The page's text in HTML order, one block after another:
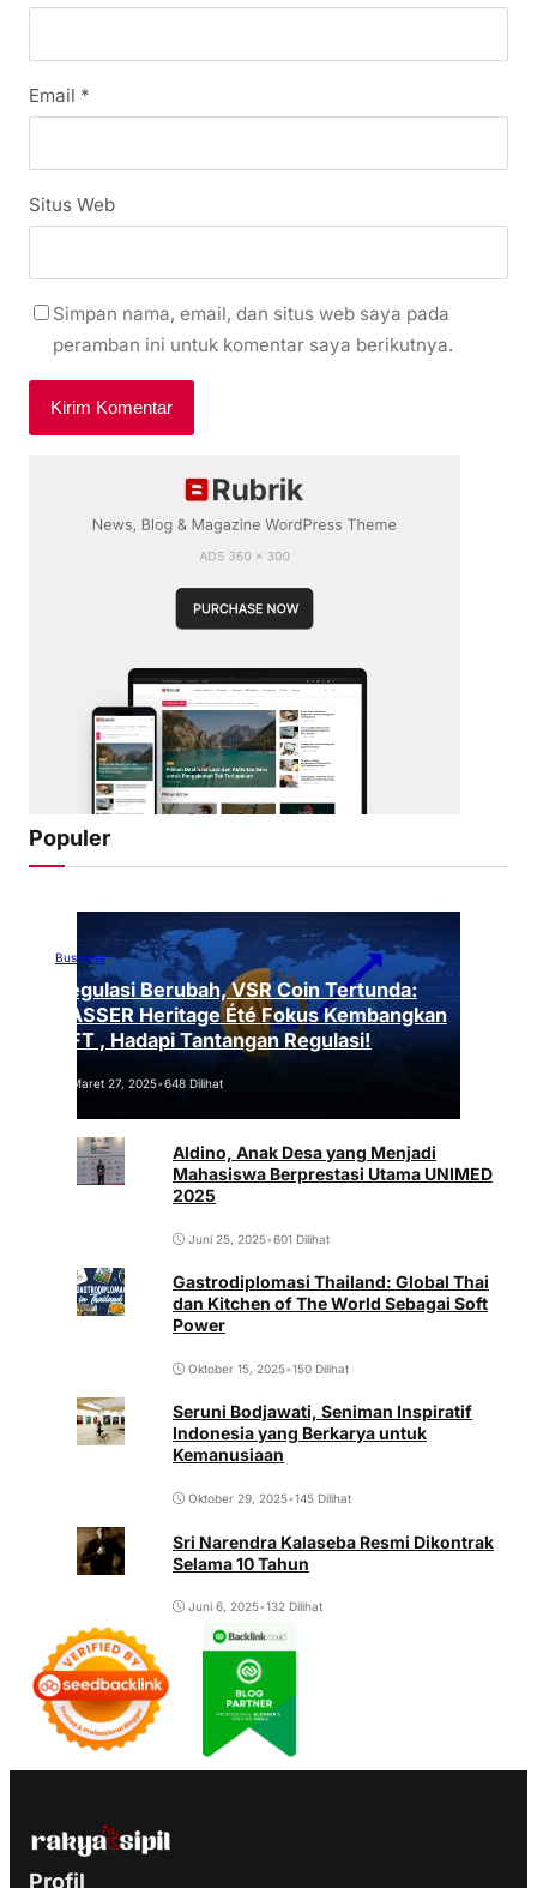
Email *
Situs Web
Simpan nama, email, dan situs web saya pada
peramban ini untuk komentar saya berikutnya.
Populer
Business
Regulasi Berubah, VSR Coin Tertunda:
VASSER Heritage Été Fokus Kembangkan
NFT , Hadapi Tantangan Regulasi!
Maret 27, 2025•648 Dilihat
Aldino, Anak Desa yang Menjadi
Mahasiswa Berprestasi Utama UNIMED
2025
Juni 25, 2025•601 Dilihat
Gastrodiplomasi Thailand: Global Thai
dan Kitchen of The World Sebagai Soft
Power
Oktober 15, 2025•150 Dilihat
Seruni Bodjawati, Seniman Inspiratif
Indonesia yang Berkarya untuk
Kemanusiaan
Oktober 29, 2025•145 Dilihat
Sri Narendra Kalaseba Resmi Dikontrak
Selama 10 Tahun
Juni 6, 2025•132 Dilihat
Profil